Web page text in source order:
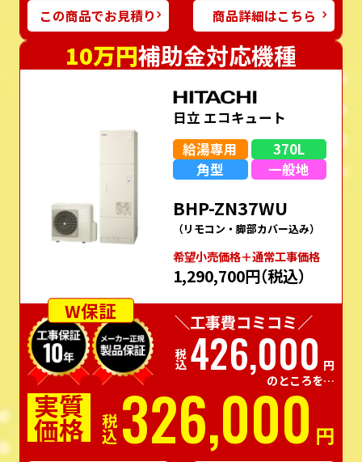
この商品でお見積り 商品詳細はこちら
10万円補助金対応機種
日立 エコキュート
給湯専用
370L
角型
一般地
BHP-ZN37WU
（リモコン・脚部カバー込み）
希望⼩売価格＋通常⼯事価格
1,290,700円（税込）
W保証
＼工事費コミコミ／
税込426,000 円
のところを…
実質
価格 税込326,000 円